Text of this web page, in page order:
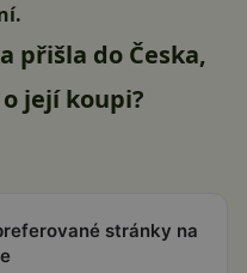
přišla do Česka,
její koupi?
stránky na